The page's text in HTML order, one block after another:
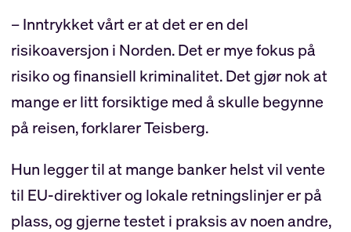
– Inntrykket vårt er at det er en del
risikoaversjon i Norden. Det er mye fokus på
risiko og finansiell kriminalitet. Det gjør nok at
mange er litt forsiktige med å skulle begynne
på reisen, forklarer Teisberg.
Hun legger til at mange banker helst vil vente
til EU-direktiver og lokale retningslinjer er på
plass, og gjerne testet i praksis av noen andre,